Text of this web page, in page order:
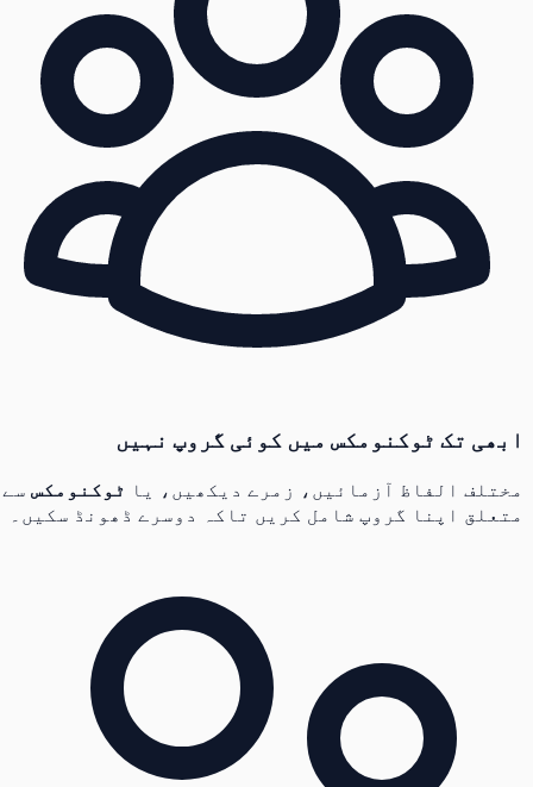
ابھی تک ٹوکنومکس میں کوئی گروپ نہیں
مختلف الفاظ آزمائیں، زمرے دیکھیں، یا ٹوکنومکسسے
متعلق اپنا گروپ شامل کریں تاکہ دوسرے ڈھونڈ سکیں۔